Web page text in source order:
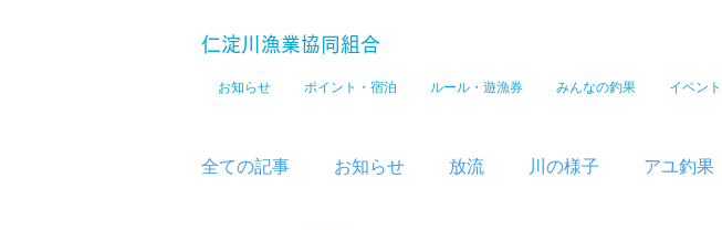
仁淀川漁業協同組合
お知らせ ポイント・宿泊 ルール・遊漁券 みんなの釣果 イベント
全ての記事 お知らせ 放流 川の様子 アユ釣果